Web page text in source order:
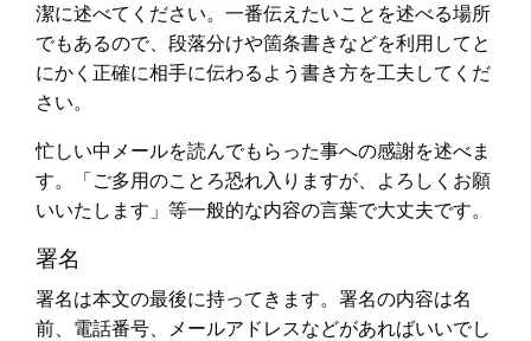
潔に述べてください。一番伝えたいことを述べる場所
でもあるので、段落分けや箇条書きなどを利用してと
にかく正確に相手に伝わるよう書き方を工夫してくだ
さい。
忙しい中メールを読んでもらった事への感謝を述べま
す。「ご多用のことろ恐れ入りますが、よろしくお願
いいたします」等一般的な内容の言葉で大丈夫です。
署名
署名は本文の最後に持ってきます。署名の内容は名
前、電話番号、メールアドレスなどがあればいいでし